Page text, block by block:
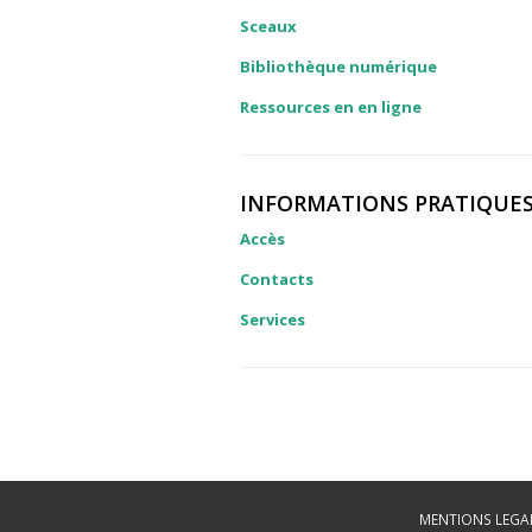
Sceaux
Bibliothèque numérique
Ressources en en ligne
INFORMATIONS PRATIQUES
Accès
Contacts
Services
MENTIONS